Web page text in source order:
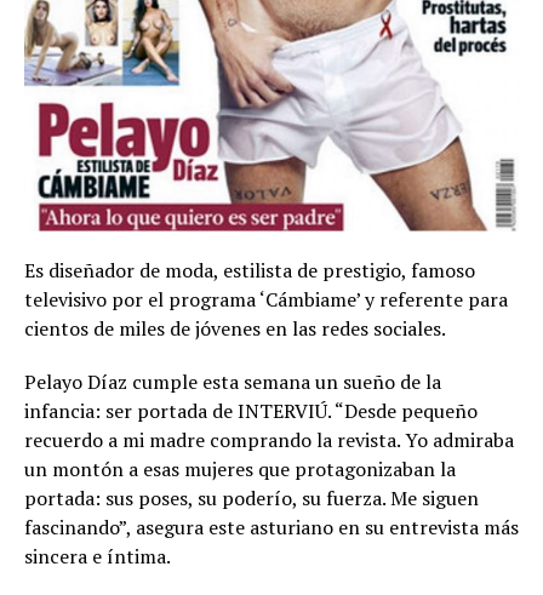
Es diseñador de moda, estilista de prestigio, famoso
televisivo por el programa ‘Cámbiame’ y referente para
cientos de miles de jóvenes en las redes sociales.
Pelayo Díaz cumple esta semana un sueño de la
infancia: ser portada de INTERVIÚ. “Desde pequeño
recuerdo a mi madre comprando la revista. Yo admiraba
un montón a esas mujeres que protagonizaban la
portada: sus poses, su poderío, su fuerza. Me siguen
fascinando”, asegura este asturiano en su entrevista más
sincera e íntima.